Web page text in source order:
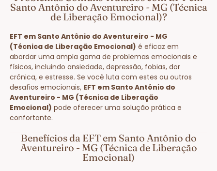
Santo Antônio do Aventureiro - MG (Técnica
de Liberação Emocional)?
EFT em Santo Antônio do Aventureiro - MG
(Técnica de Liberação Emocional) é eficaz em
abordar uma ampla gama de problemas emocionais e
físicos, incluindo ansiedade, depressão, fobias, dor
crônica, e estresse. Se você luta com estes ou outros
desafios emocionais, EFT em Santo Antônio do
Aventureiro - MG (Técnica de Liberação
Emocional) pode oferecer uma solução prática e
confortante.
Benefícios da EFT em Santo Antônio do
Aventureiro - MG (Técnica de Liberação
Emocional)